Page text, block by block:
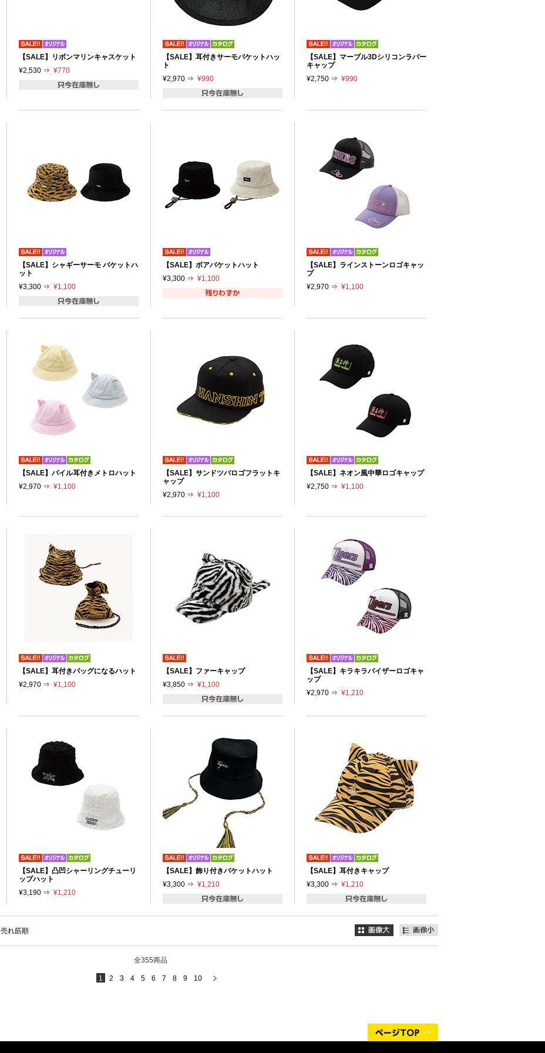
【SALE】リボンマリンキャスケット
¥2,530 ⇒ ¥770
【SALE】耳付きサーモバケットハッ
ト
¥2,970 ⇒ ¥990
【SALE】マーブル3Dシリコンラバー
キャップ
¥2,750 ⇒ ¥990
【SALE】シャギーサーモ バケットハ
ット
¥3,300 ⇒ ¥1,100
【SALE】ボアバケットハット
¥3,300 ⇒ ¥1,100
【SALE】ラインストーンロゴキャッ
プ
¥2,970 ⇒ ¥1,100
【SALE】パイル耳付きメトロハット
¥2,970 ⇒ ¥1,100
【SALE】サンドツバロゴフラットキ
ャップ
¥2,970 ⇒ ¥1,100
【SALE】ネオン風中華ロゴキャップ
¥2,750 ⇒ ¥1,100
【SALE】耳付きバッグになるハット
¥2,970 ⇒ ¥1,100
【SALE】ファーキャップ
¥3,850 ⇒ ¥1,100
【SALE】キラキラバイザーロゴキャ
ップ
¥2,970 ⇒ ¥1,210
【SALE】凸凹シャーリングチューリ
ップハット
¥3,190 ⇒ ¥1,210
【SALE】飾り付きバケットハット
¥3,300 ⇒ ¥1,210
【SALE】耳付きキャップ
¥3,300 ⇒ ¥1,210
売れ筋順
全355商品
1 2 3 4 5 6 7 8 9 10